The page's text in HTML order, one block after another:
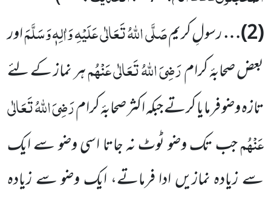
(
2
)…رسولِ کریمصَلَّی اللہُ تَعَالٰی عَلَیْہِ وَاٰلِہٖ وَسَلَّمَاور
بعض صحابۂ کرامرَضِیَ اللہُ تَعَالٰی عَنْہُمہر نماز کے لئے
تازہ وضو فرمایا کرتے جبکہاکثر صحابۂ کرامرَضِیَ اللہُ تَعَالٰی
عَنْہُمجب تک وضو ٹوٹ نہ جاتا اسی وضو سے ایک
سے زیادہ نمازیں ادا فرماتے، ایک وضو سے زیادہ